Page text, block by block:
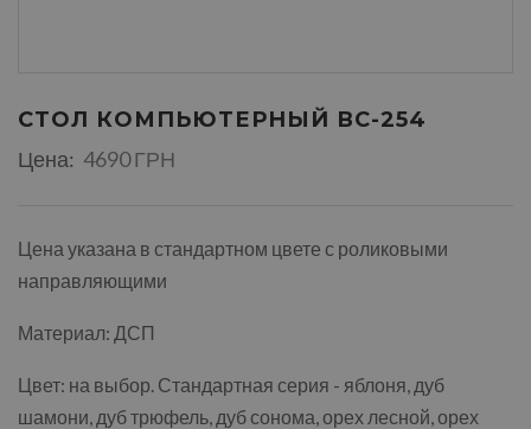
СТОЛ КОМПЬЮТЕРНЫЙ ВС-254
Цена: 4690 ГРН
Цена указана в стандартном цвете с роликовыми
направляющими
Материал: ДСП
Цвет: на выбор. Стандартная серия - яблоня, дуб
шамони, дуб трюфель, дуб сонома, орех лесной, орех